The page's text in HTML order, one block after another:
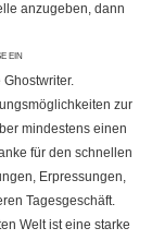
anzugeben, dann
EIN
zur
mindestens einen
für den schnellen
Erpressungen,
Tagesgeschäft.
Welt ist eine starke